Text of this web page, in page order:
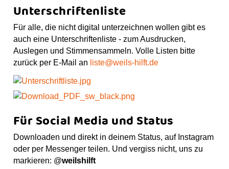
Unterschriftenliste
Für alle, die nicht digital unterzeichnen wollen gibt es
auch eine Unterschriftenliste - zum Ausdrucken,
Auslegen und Stimmensammeln. Volle Listen bitte
zurück per E-Mail an liste@weils-hilft.de
Für Social Media und Status
Downloaden und direkt in deinem Status, auf Instagram
oder per Messenger teilen. Und vergiss nicht, uns zu
markieren: @weilshilft